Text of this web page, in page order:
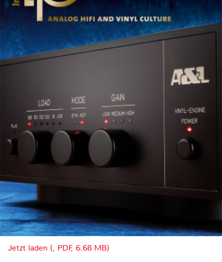
Jetzt laden (, PDF, 6.68 MB)